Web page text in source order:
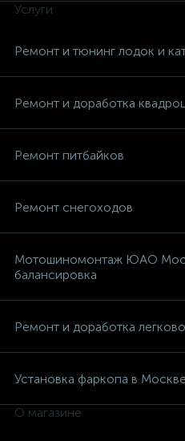
Услуги
Ремонт и тюнинг лодок и
Ремонт и доработка
Ремонт питбайков
Ремонт снегоходов
Мотошиномонтаж ЮАО
балансировка
Ремонт и доработка
Установка фаркопа в Москве
О магазине